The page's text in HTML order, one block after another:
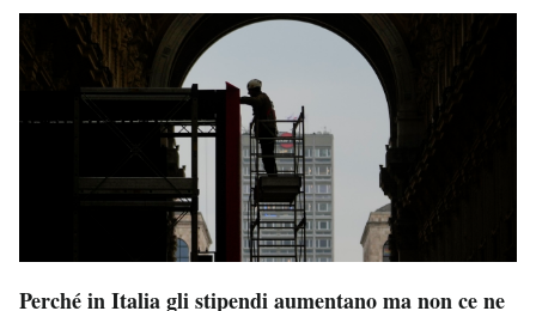
Perché in Italia gli stipendi aumentano ma non ce ne